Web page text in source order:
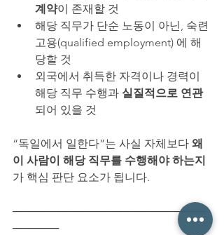
계약이 존재할 것
해당 직무가 단순 노동이 아닌, 숙련
고용(qualified employment) 에 해
당할 것
외국에서 취득한 자격이나 경력이
해당 직무 수행과 실질적으로 연관
되어 있을 것
“독일에서 일한다”는 사실 자체보다 왜
이 사람이 해당 직무를 수행해야 하는지
가 핵심 판단 요소가 됩니다.
─────────────────────────
──────